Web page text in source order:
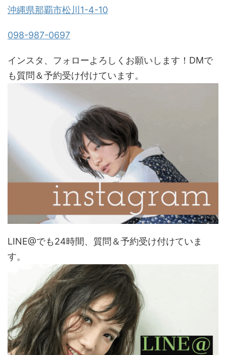
沖縄県那覇市松川1-4-10
098-987-0697
インスタ、フォローよろしくお願いします！DMで
も質問＆予約受け付けています。
LINE@でも24時間、質問＆予約受け付けていま
す。